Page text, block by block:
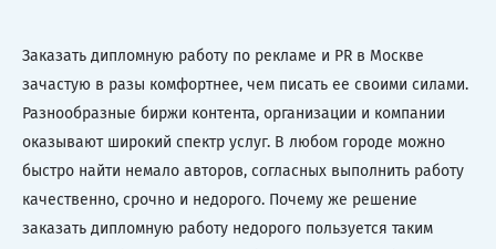
Заказать дипломную работу по рекламе и PR в Москве
зачастую в разы комфортнее, чем писать ее своими силами.
Разнообразные биржи контента, организации и компании
оказывают широкий спектр услуг. В любом городе можно
быстро найти немало авторов, согласных выполнить работу
качественно, срочно и недорого. Почему же решение
заказать дипломную работу недорого пользуется таким